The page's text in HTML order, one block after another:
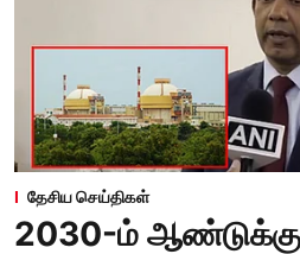
தேசிய செய்திகள்
2030-ம்